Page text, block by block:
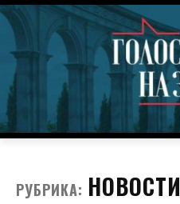
РУБРИКА: НОВОСТИ